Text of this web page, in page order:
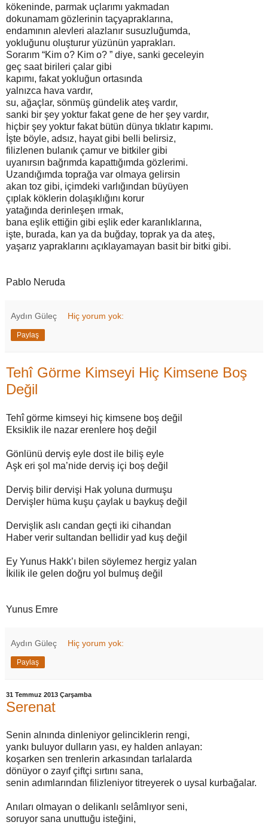
kökeninde, parmak uçlarımı yakmadan
dokunamam gözlerinin taçyapraklarına,
endamının alevleri alazlanır susuzluğumda,
yokluğunu oluşturur yüzünün yaprakları.
Sorarım “Kim o? Kim o? ” diye, sanki geceleyin
geç saat birileri çalar gibi
kapımı, fakat yokluğun ortasında
yalnızca hava vardır,
su, ağaçlar, sönmüş gündelik ateş vardır,
sanki bir şey yoktur fakat gene de her şey vardır,
hiçbir şey yoktur fakat bütün dünya tıklatır kapımı.
İşte böyle, adsız, hayat gibi belli belirsiz,
filizlenen bulanık çamur ve bitkiler gibi
uyanırsın bağrımda kapattığımda gözlerimi.
Uzandığımda toprağa var olmaya gelirsin
akan toz gibi, içimdeki varlığından büyüyen
çıplak köklerin dolaşıklığını korur
yatağında derinleşen ırmak,
bana eşlik ettiğin gibi eşlik eder karanlıklarına,
işte, burada, kan ya da buğday, toprak ya da ateş,
yaşarız yapraklarını açıklayamayan basit bir bitki gibi.
Pablo Neruda
Aydın Güleç Hiç yorum yok:
Paylaş
Tehî Görme Kimseyi Hiç Kimsene Boş
Değil
Tehî görme kimseyi hiç kimsene boş değil
Eksiklik ile nazar erenlere hoş değil
Gönlünü derviş eyle dost ile biliş eyle
Aşk eri şol ma’nide derviş içi boş değil
Derviş bilir dervişi Hak yoluna durmuşu
Dervişler hüma kuşu çaylak u baykuş değil
Dervişlik aslı candan geçti iki cihandan
Haber verir sultandan bellidir yad kuş değil
Ey Yunus Hakk’ı bilen söylemez hergiz yalan
İkilik ile gelen doğru yol bulmuş değil
Yunus Emre
Aydın Güleç Hiç yorum yok:
Paylaş
31 Temmuz 2013 Çarşamba
Serenat
Senin alnında dinleniyor gelinciklerin rengi,
yankı buluyor dulların yası, ey halden anlayan:
koşarken sen trenlerin arkasından tarlalarda
dönüyor o zayıf çiftçi sırtını sana,
senin adımlarından filizleniyor titreyerek o uysal kurbağalar.
Anıları olmayan o delikanlı selâmlıyor seni,
soruyor sana unuttuğu isteğini,